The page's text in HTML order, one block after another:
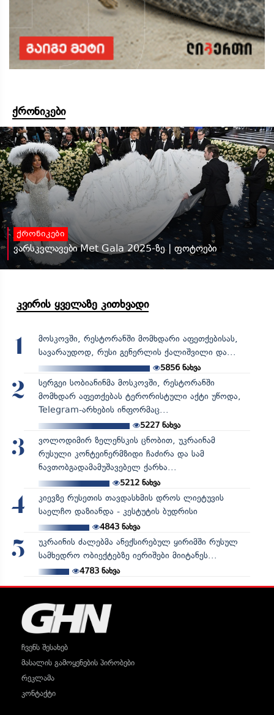
ქრონიკები
ქრონიკები
ვარსკვლავები Met Gala 2025-ზე | ფოტოები
კვირის ყველაზე კითხვადი
1
მოსკოვში, რესტორანში მომხდარი აფეთქებისას,
სავარაუდოდ, რუსი გენერლის ქალიშვილი და...
5856ნახვა
2
სერგეი სობიანინმა მოსკოვში, რესტორანში
მომხდარ აფეთქებას ტერორისტული აქტი უწოდა,
Telegram-არხების ინფორმაც...
5227ნახვა
3
ვოლოდიმირ ზელენსკის ცნობით, უკრაინამ
რუსული კონტეინერმზიდი ჩაძირა და სამ
ნავთობგადამამუშავებელ ქარხა...
5212ნახვა
4
კიევზე რუსეთის თავდასხმის დროს ლიეტუვის
საელჩო დაზიანდა - კესტუტის ბუდრისი
4843ნახვა
5
უკრაინის ძალებმა ანექსირებულ ყირიმში რუსულ
სამხედრო ობიექტებზე იერიშები მიიტანეს...
4783ნახვა
ჩვენს შესახებ
მასალის გამოყენების პირობები
რეკლამა
კონტაქტი